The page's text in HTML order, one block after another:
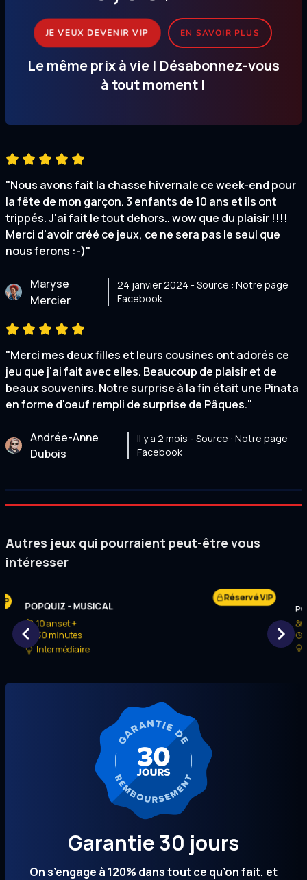
JE VEUX DEVENIR VIP EN SAVOIR PLUS
Le même prix à vie ! Désabonnez-vous
à tout moment !
"Nous avons fait la chasse hivernale ce week-end pour
la fête de mon garçon. 3 enfants de 10 ans et ils ont
trippés. J'ai fait le tout dehors.. wow que du plaisir !!!!
Merci d'avoir créé ce jeux, ce ne sera pas le seul que
nous ferons :-)"
Maryse
Mercier
24 janvier 2024 - Source : Notre page
Facebook
"Merci mes deux filles et leurs cousines ont adorés ce
jeu que j'ai fait avec elles. Beaucoup de plaisir et de
beaux souvenirs. Notre surprise à la fin était une Pinata
en forme d'oeuf rempli de surprise de Pâques."
Andrée-Anne
Dubois
Il y a 2 mois - Source : Notre page
Facebook
Autres jeux qui pourraient peut-être vous
intéresser
Réservé VIP
POPQUIZ - MUSICAL
10 ans et +
30 minutes
Intermédiaire
Item
Garantie 30 jours
On s’engage à 120% dans tout ce qu’on fait, et